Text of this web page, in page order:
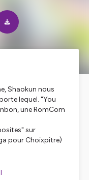
Shaokun nous
lequel. "You
une RomCom
sur
pour Choixpitre)